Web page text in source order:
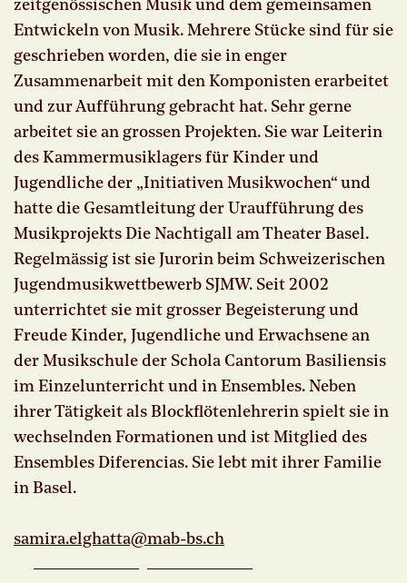
zeitgenössischen Musik und dem gemeinsamen
Entwickeln von Musik. Mehrere Stücke sind für sie
geschrieben worden, die sie in enger
Zusammenarbeit mit den Komponisten erarbeitet
und zur Aufführung gebracht hat. Sehr gerne
arbeitet sie an grossen Projekten. Sie war Leiterin
des Kammermusiklagers für Kinder und
Jugendliche der „Initiativen Musikwochen“ und
hatte die Gesamtleitung der Uraufführung des
Musikprojekts Die Nachtigall am Theater Basel.
Regelmässig ist sie Jurorin beim Schweizerischen
Jugendmusikwettbewerb SJMW. Seit 2002
unterrichtet sie mit grosser Begeisterung und
Freude Kinder, Jugendliche und Erwachsene an
der Musikschule der Schola Cantorum Basiliensis
im Einzelunterricht und in Ensembles. Neben
ihrer Tätigkeit als Blockflötenlehrerin spielt sie in
wechselnden Formationen und ist Mitglied des
Ensembles Diferencias. Sie lebt mit ihrer Familie
in Basel.
samira.elghatta@mab-bs.ch